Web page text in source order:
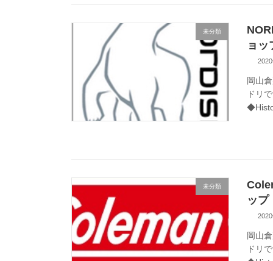
未分類
ョ
岡山
ドリ
未分類
ッ
岡山
ドリ